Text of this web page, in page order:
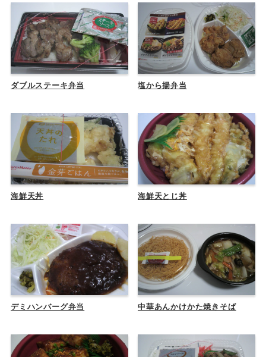
ダブルステーキ弁当 塩から揚弁当
海鮮天丼 海鮮天とじ丼
デミハンバーグ弁当 中華あんかけかた焼きそば